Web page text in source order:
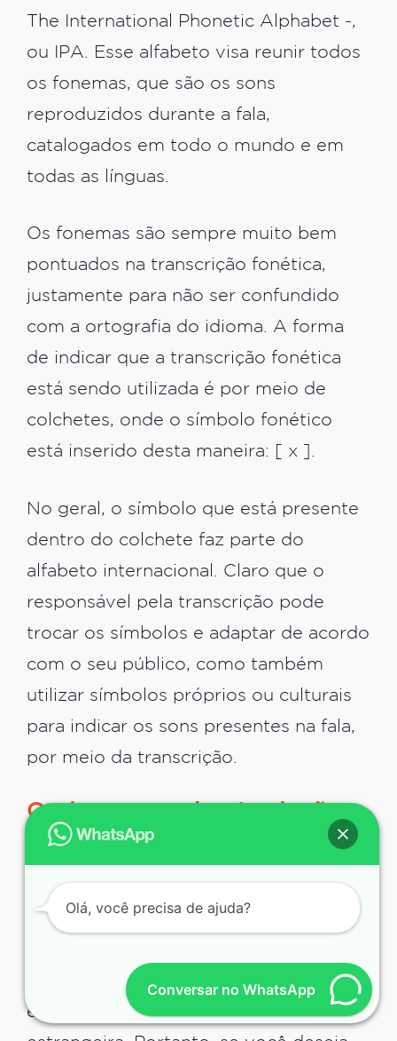
The International Phonetic Alphabet -,
ou IPA. Esse alfabeto visa reunir todos
os fonemas, que são os sons
reproduzidos durante a fala,
catalogados em todo o mundo e em
todas as línguas.
Os fonemas são sempre muito bem
pontuados na transcrição fonética,
justamente para não ser confundido
com a ortografia do idioma. A forma
de indicar que a transcrição fonética
está sendo utilizada é por meio de
colchetes, onde o símbolo fonético
está inserido desta maneira: [ x ].
No geral, o símbolo que está presente
dentro do colchete faz parte do
alfabeto internacional. Claro que o
responsável pela transcrição pode
trocar os símbolos e adaptar de acordo
com o seu público, como também
utilizar símbolos próprios ou culturais
para indicar os sons presentes na fala,
por meio da transcrição.
Onde conseguir a tradução
fonética
Somente um profissional muito
experiente e com bagagem no
realizar este tipo de serviço – em
especial quando se trata de uma língua
Conversar no WhatsApp
Olá, você precisa de ajuda?